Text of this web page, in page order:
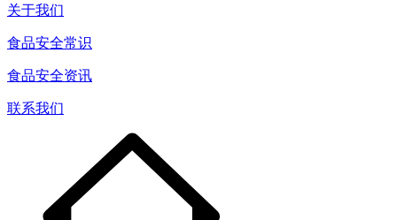
关于我们
食品安全常识
食品安全资讯
联系我们